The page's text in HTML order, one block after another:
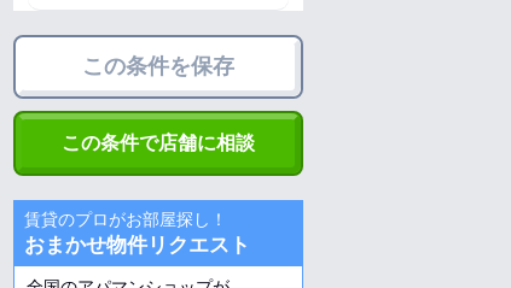
この条件を保存
この条件で店舗に相談
賃貸のプロがお部屋探し！
おまかせ物件リクエスト